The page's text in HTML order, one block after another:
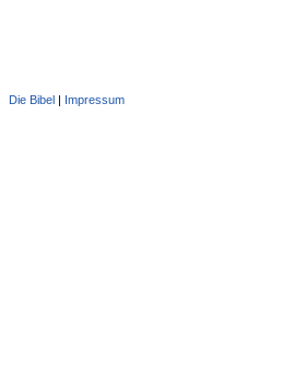
Die Bibel Impressum